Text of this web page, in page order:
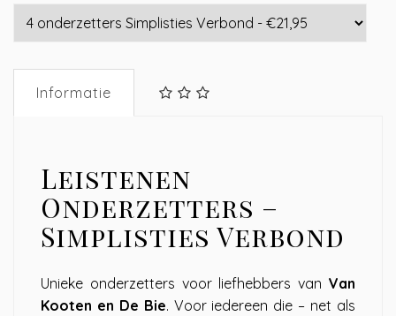
Informatie
Leistenen
Onderzetters –
Simplisties Verbond
Unieke onderzetters voor liefhebbers van Van
Kooten en De Bie. Voor iedereen die – net als